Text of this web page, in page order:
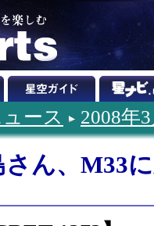
ース 2008年
ん、M33